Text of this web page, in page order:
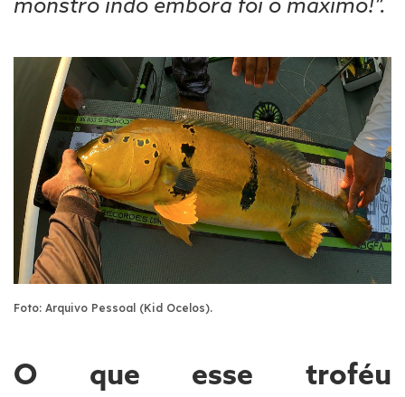
Foto: Arquivo Pessoal (Kid Ocelos).
O que esse troféu